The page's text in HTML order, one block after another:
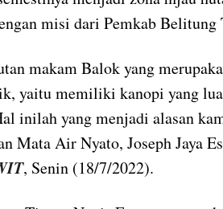
misi dari Pemkab Belitung
makam Balok yang
yaitu memiliki kanopi yang
inilah yang menjadi alasan
Mata Air Nyato, Joseph Jaya
, Senin (18/7/2022).